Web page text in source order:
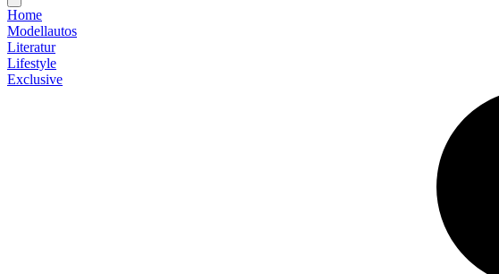
Home
Modellautos
Literatur
Lifestyle
Exclusive